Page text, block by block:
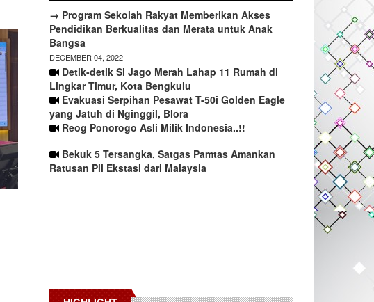
→ Program Sekolah Rakyat Memberikan Akses
Pendidikan Berkualitas dan Merata untuk Anak
Bangsa
DECEMBER 04, 2022
Detik-detik Si Jago Merah Lahap 11 Rumah di
Lingkar Timur, Kota Bengkulu
Evakuasi Serpihan Pesawat T-50i Golden Eagle
yang Jatuh di Nginggil, Blora
Reog Ponorogo Asli Milik Indonesia..!!
Bekuk 5 Tersangka, Satgas Pamtas Amankan
Ratusan Pil Ekstasi dari Malaysia